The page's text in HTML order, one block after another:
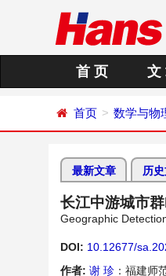
首 页 文
首页 数学与物
最新文章 历
长江中游城市
Geographic
DOI: 10.12677/
作者: 谢 珍 ：福建师